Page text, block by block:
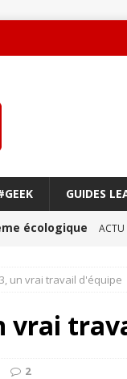
GUIDES
écologique ACTU
à vol d’oiseau
2 : La seule
un vrai travail d'équipe
vrai
2